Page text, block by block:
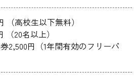
（高校生以下無料）
（20名以上）
2,500円（1年間有効のフリーパ